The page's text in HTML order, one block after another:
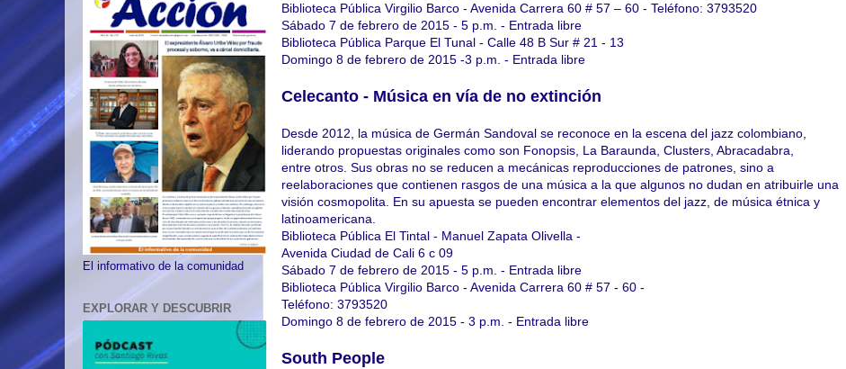
Biblioteca Pública Virgilio Barco - Avenida Carrera 60 # 57 – 60 - Teléfono: 3793520
Sábado 7 de febrero de 2015 - 5 p.m. - Entrada libre
Biblioteca Pública Parque El Tunal - Calle 48 B Sur # 21 - 13
Domingo 8 de febrero de 2015 -3 p.m. - Entrada libre
Celecanto - Música en vía de no extinción
Desde 2012, la música de Germán Sandoval se reconoce en la escena del jazz colombiano,
liderando propuestas originales como son Fonopsis, La Baraunda, Clusters, Abracadabra,
entre otros. Sus obras no se reducen a mecánicas reproducciones de patrones, sino a
reelaboraciones que contienen rasgos de una música a la que algunos no dudan en atribuirle una
visión cosmopolita. En su apuesta se pueden encontrar elementos del jazz, de música étnica y
latinoamericana.
Biblioteca Pública El Tintal - Manuel Zapata Olivella -
Avenida Ciudad de Cali 6 c 09
Sábado 7 de febrero de 2015 - 5 p.m. - Entrada libre
Biblioteca Pública Virgilio Barco - Avenida Carrera 60 # 57 - 60 -
Teléfono: 3793520
Domingo 8 de febrero de 2015 - 3 p.m. - Entrada libre
South People
El informativo de la comunidad
EXPLORAR Y DESCUBRIR